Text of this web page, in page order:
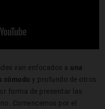
van enfocados a una
cómodo y profundo de otros
forma de presentar las
Comencemos por el